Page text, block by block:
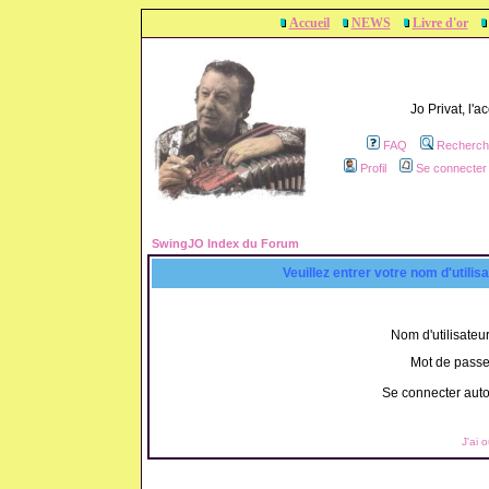
Accueil NEWS Livre d'or
Jo Privat,
FAQ
Profil
Se
SwingJO Index du Forum
Veuillez entrer votre nom
Nom
Mot de
Se connecter
J'ai